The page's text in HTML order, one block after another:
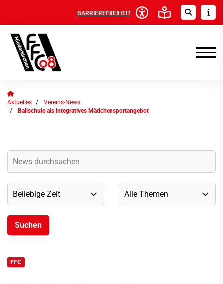
BARRIEREFREIHEIT
Aktuelles
Vereins-News
Ballschule als integratives Mädchensportangebot
FFC